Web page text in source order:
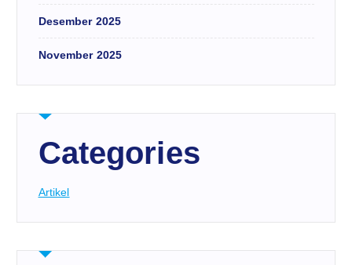
Desember 2025
November 2025
Categories
Artikel